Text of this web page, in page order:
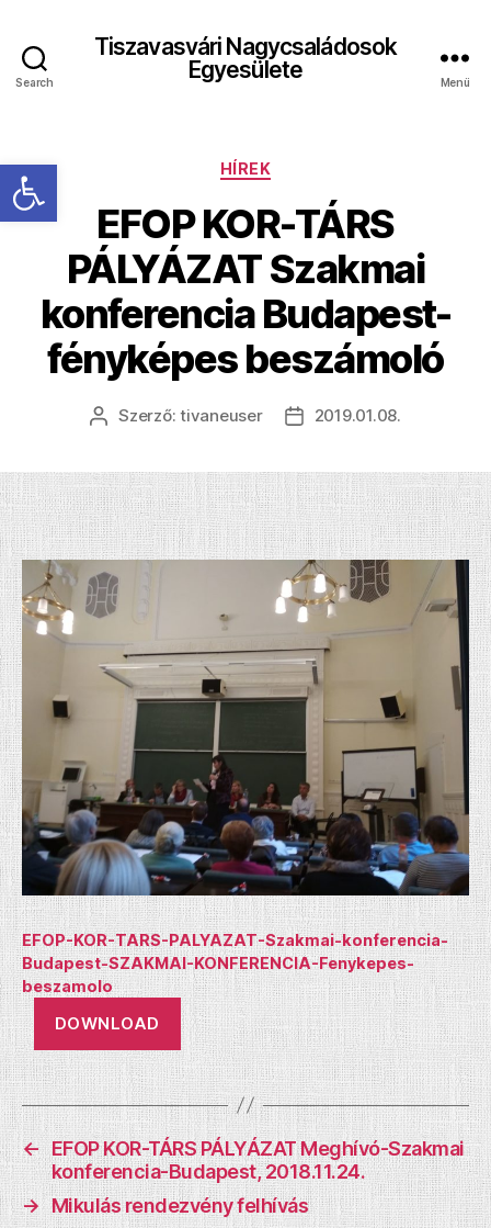
Eszköztár megnyitása
Search
Tiszavasvári Nagycsaládosok
Egyesülete
Menü
Kategóriák
HÍREK
EFOP KOR-TÁRS
PÁLYÁZAT Szakmai
konferencia Budapest-
fényképes beszámoló
Bejegyzés
Szerző:tivaneuser
Bejegyzés
2019.01.08.
EFOP-KOR-TARS-PALYAZAT-Szakmai-konferencia-
Budapest-SZAKMAI-KONFERENCIA-Fenykepes-
beszamolo
DOWNLOAD
← EFOP KOR-TÁRS PÁLYÁZAT Meghívó-Szakmai
konferencia-Budapest, 2018.11.24.
→ Mikulás rendezvény felhívás